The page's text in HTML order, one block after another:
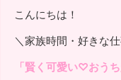
こんにちは！
＼家族時間・好きな
「賢く可愛い♡おうち